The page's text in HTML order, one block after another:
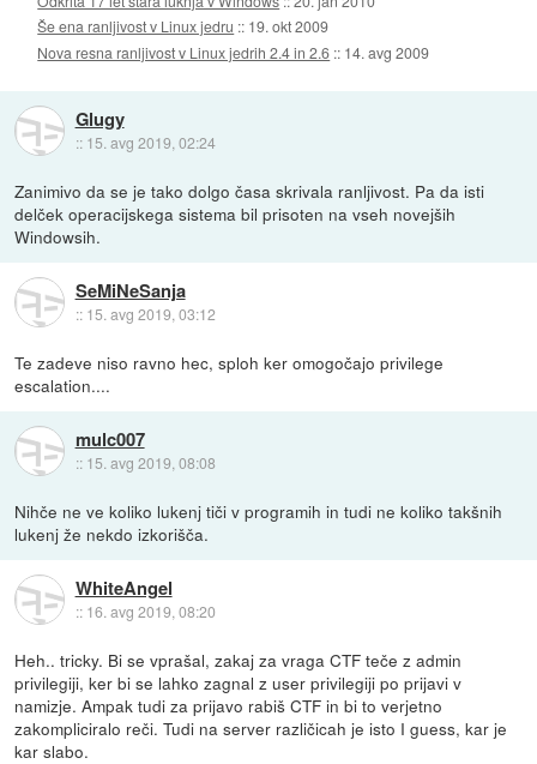
Še ena ranljivost v Linux jedru :: 19. okt 2009
Nova resna ranljivost v Linux jedrih 2.4 in 2.6 :: 14. avg 2009
Glugy
:: 15. avg 2019, 02:24
Zanimivo da se je tako dolgo časa skrivala ranljivost. Pa da isti
delček operacijskega sistema bil prisoten na vseh novejših
Windowsih.
SeMiNeSanja
:: 15. avg 2019, 03:12
Te zadeve niso ravno hec, sploh ker omogočajo privilege
escalation....
mulc007
:: 15. avg 2019, 08:08
Nihče ne ve koliko lukenj tiči v programih in tudi ne koliko takšnih
lukenj že nekdo izkorišča.
WhiteAngel
:: 16. avg 2019, 08:20
Heh.. tricky. Bi se vprašal, zakaj za vraga CTF teče z admin
privilegiji, ker bi se lahko zagnal z user privilegiji po prijavi v
namizje. Ampak tudi za prijavo rabiš CTF in bi to verjetno
zakompliciralo reči. Tudi na server različicah je isto I guess, kar je
kar slabo.